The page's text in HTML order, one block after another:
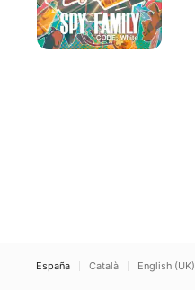
España Català English (UK)